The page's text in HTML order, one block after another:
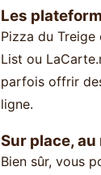
Les
Pizza du
List ou
parfois offrir
ligne.
Sur place,
Bien sûr, vous